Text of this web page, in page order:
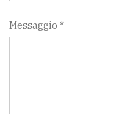
Messaggio *